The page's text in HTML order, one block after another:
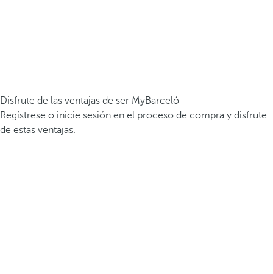
Disfrute de las ventajas de ser MyBarceló
Regístrese o inicie sesión en el proceso de compra y disfrute
de estas ventajas.